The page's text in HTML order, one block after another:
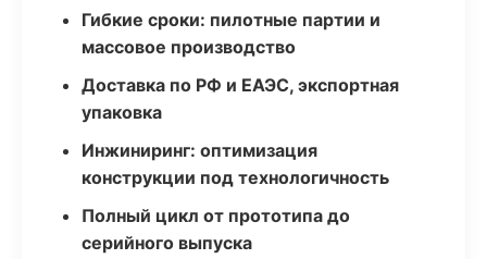
Гибкие сроки: пилотные партии и
массовое производство
Доставка по РФ и ЕАЭС, экспортная
упаковка
Инжиниринг: оптимизация
конструкции под технологичность
Полный цикл от прототипа до
серийного выпуска